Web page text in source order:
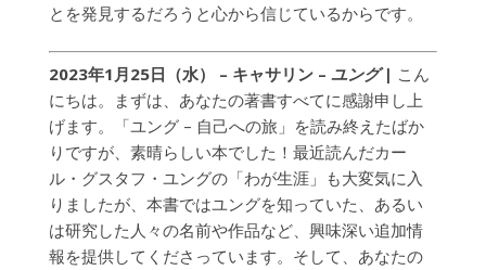
とを発見するだろうと心から信じているからです。
2023年1月25日（水） – キャサリン – ユング| こん
にちは。まずは、あなたの著書すべてに感謝申し上
げます。「ユング – 自己への旅」を読み終えたばか
りですが、素晴らしい本でした！最近読んだカー
ル・グスタフ・ユングの「わが生涯」も大変気に入
りましたが、本書ではユングを知っていた、あるい
は研究した人々の名前や作品など、興味深い追加情
報を提供してくださっています。そして、あなたの